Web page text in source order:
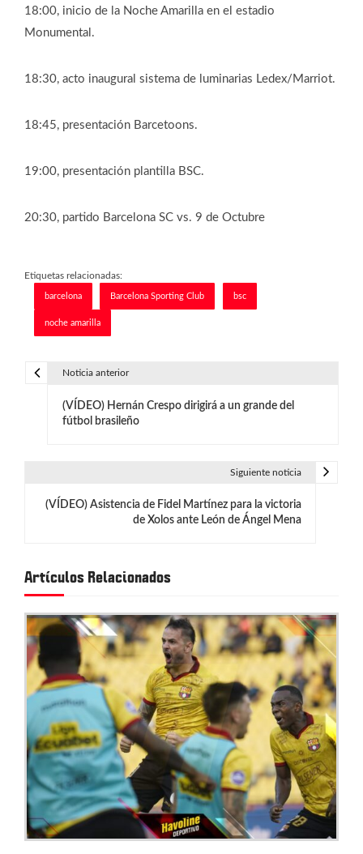
18:00, inicio de la Noche Amarilla en el estadio
Monumental.
18:30, acto inaugural sistema de luminarias Ledex/Marriot.
18:45, presentación Barcetoons.
19:00, presentación plantilla BSC.
20:30, partido Barcelona SC vs. 9 de Octubre
Etiquetas relacionadas:
barcelona Barcelona Sporting Club bsc
noche amarilla
i
ó
n
e
n
t
r
Noticia anterior
(VÍDEO) Hernán Crespo dirigirá a un grande del
fútbol brasileño
Siguiente noticia
(VÍDEO) Asistencia de Fidel Martínez para la victoria
de Xolos ante León de Ángel Mena
Artículos Relacionados